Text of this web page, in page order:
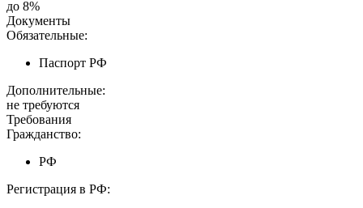
до 8%
Документы
Обязательные:
Паспорт РФ
Дополнительные:
не требуются
Требования
Гражданство:
РФ
Регистрация в РФ: